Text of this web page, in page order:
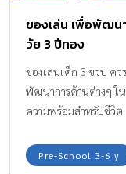
ของเล่น เพื่อพัฒน
วัย 3 ปีทอง
ของเล่นเด็ก 3 ขวบ คว
พัฒนาการด้านต่างๆ ใ
ความพร้อมสำหรับชีวิต
Pre-School 3-6 y